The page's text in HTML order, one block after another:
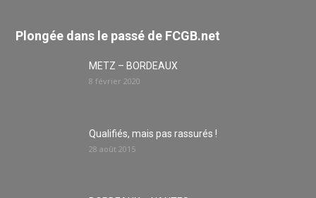
Plongée dans le passé de FCGB.net
METZ – BORDEAUX
8 février 2020
Qualifiés, mais pas rassurés !
28 août 2015